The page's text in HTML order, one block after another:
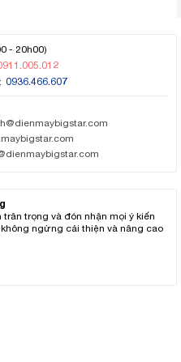
- 20h00)
0936.466.607
trọng và đón nhận mọi ý kiến
ngừng cải thiện và nâng cao